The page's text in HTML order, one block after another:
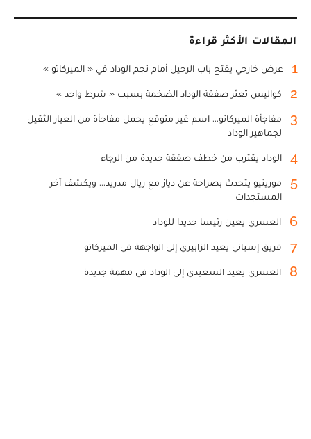
المقالات الأكثر قراءة
1 عرض خارجي يفتح باب الرحيل أمام نجم الوداد في « الميركاتو »
2 كواليس تعثر صفقة الوداد الضخمة بسبب « شرط واحد »
3
مفاجأة الميركاتو... اسم غير متوقع يحمل مفاجأة من العيار الثقيل
لجماهير الوداد
4 الوداد يقترب من خطف صفقة جديدة من الرجاء
5
مورينيو يتحدث بصراحة عن دياز مع ريال مدريد... ويكشف آخر
المستجدات
6 العسري يعين رئيسا جديدا للوداد
7 فريق إسباني يعيد الزابيري إلى الواجهة في الميركاتو
8 العسري يعيد السعيدي إلى الوداد في مهمة جديدة